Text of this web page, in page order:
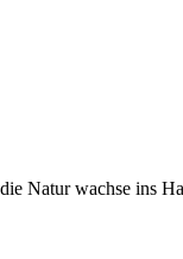
Natur wachse ins